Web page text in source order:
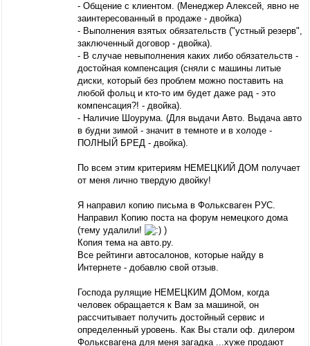
- Общение с клиентом. (Менеджер Алексей, явно не
заинтересованный в продаже - двойка)
- Выполнения взятых обязательств ("устный резерв",
заключенный договор - двойка).
- В случае невыполнения каких либо обязательств -
достойная компенсация (сняли с машины литые
диски, который без проблем можно поставить на
любой фольц и кто-то им будет даже рад - это
компенсация?! - двойка).
- Наличие Шоурума. (Для выдачи Авто. Выдача авто
в будни зимой - значит в темноте и в холоде -
ПОЛНЫЙ БРЕД - двойка).
По всем этим критериям НЕМЕЦКИЙ ДОМ получает
от меня лично твердую двойку!
Я направил копию письма в Фольксваген РУС.
Направил Копию поста на форум немецкого дома
(тему удалили!
)
Копия тема на авто.ру.
Все рейтинги автосалонов, которые найду в
Интернете - добавлю свой отзыв.
Господа рулящие НЕМЕЦКИМ ДОМом, когда
человек обращается к Вам за машиной, он
рассчитывает получить достойный сервис и
определенный уровень. Как Вы стали оф. дилером
Фольксвагена для меня загадка ...хуже продают